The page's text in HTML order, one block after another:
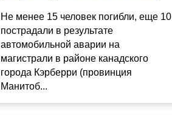
Не менее 15 человек погибли, еще 10
пострадали в результате
автомобильной аварии на
магистрали в районе канадского
города Кэрберри (провинция
Манитоб...